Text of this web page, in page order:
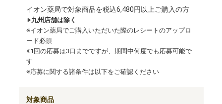
イオン薬局で対象商品を税込6,480円以上ご購入の方
※九州店舗は除く
※イオン薬局でご購入いただいた際のレシートのアップロ
ード必須
※1回の応募は3口までですが、期間中何度でも応募可能で
す
※応募に関する諸条件は以下をご確認ください
対象商品